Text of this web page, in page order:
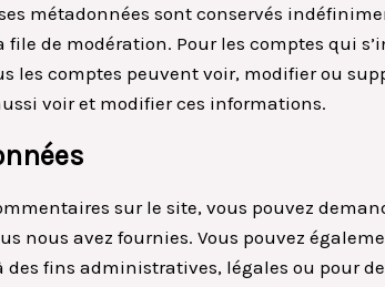
métadonnées sont conservés
de modération. Pour les comptes qui
les comptes peuvent voir, modifier ou
voir et modifier ces informations.
sur le site, vous pouvez
nous avez fournies. Vous pouvez
fins administratives, légales ou pour